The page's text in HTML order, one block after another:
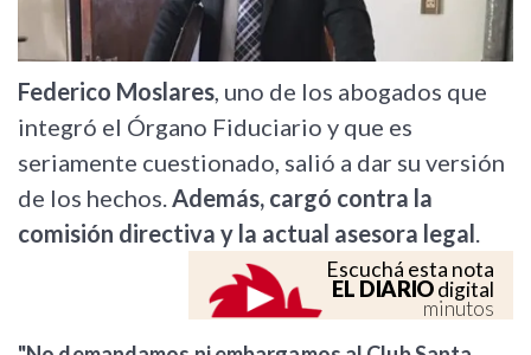
Federico Moslares, uno de los abogados que
integró el Órgano Fiduciario y que es
seriamente cuestionado, salió a dar su versión
de los hechos.Además, cargó contra la
comisión directiva y la actual asesora legal .
Escuchá esta nota
EL DIARIOdigital
minutos